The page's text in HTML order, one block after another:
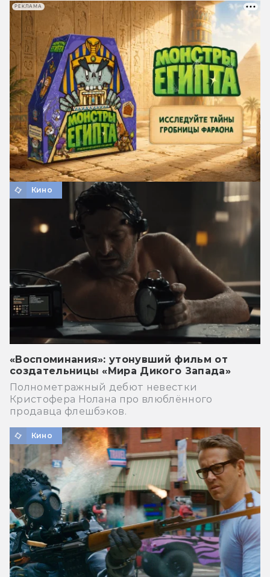
Кино
«Воспоминания»: утонувший фильм от
создательницы «Мира Дикого Запада»
Полнометражный дебют невестки
Кристофера Нолана про влюблённого
продавца флешбэков.
Кино
РЕКЛАМА